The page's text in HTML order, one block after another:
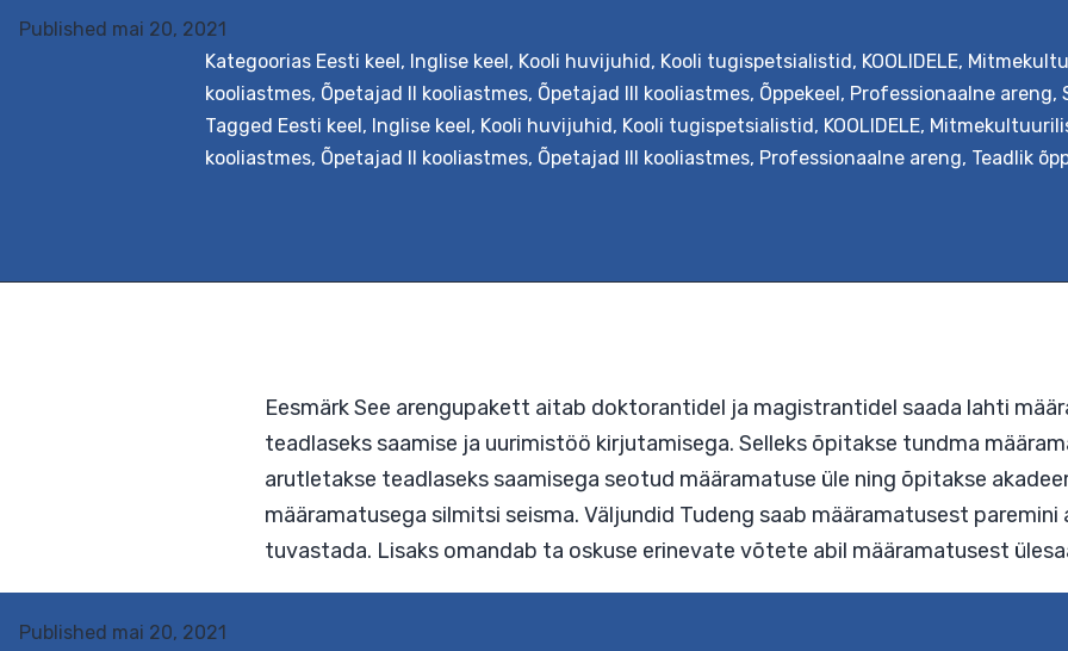
selgitada, kuidas õpilaste kultuuri peaks õpikeskkonna kujundamisel
meetodeid ainetundides kultuuritundliku õpetamise põhimõtetest
kannavad uued teadmised jooksvalt praktikasse oma töökavade
õpetamine:
koolis
arvesse
õpilaste
mitmekesist
kultuuritausta
(eesti
Published mai 20, 2021
Kategoorias Eesti keel, Inglise keel, Kooli huvijuhid, Kooli tugispetsialistid, KOOLIDELE,
kooliastmes, Õpetajad II kooliastmes, Õpetajad III kooliastmes, Õppekeel, Professionaalne areng,
Tagged Eesti keel, Inglise keel, Kooli huvijuhid, Kooli tugispetsialistid, KOOLIDELE,
kooliastmes, Õpetajad II kooliastmes, Õpetajad III kooliastmes, Professionaalne areng, Teadlik
Published mai 20, 2021